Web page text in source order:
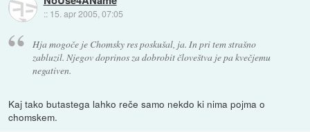
:: 15. apr 2005, 07:05
Hja mogoče je Chomsky res poskušal, ja. In pri tem strašno
zabluzil. Njegov doprinos za dobrobit človeštva je pa kvečjemu
negativen.
Kaj tako butastega lahko reče samo nekdo ki nima pojma o
chomskem.